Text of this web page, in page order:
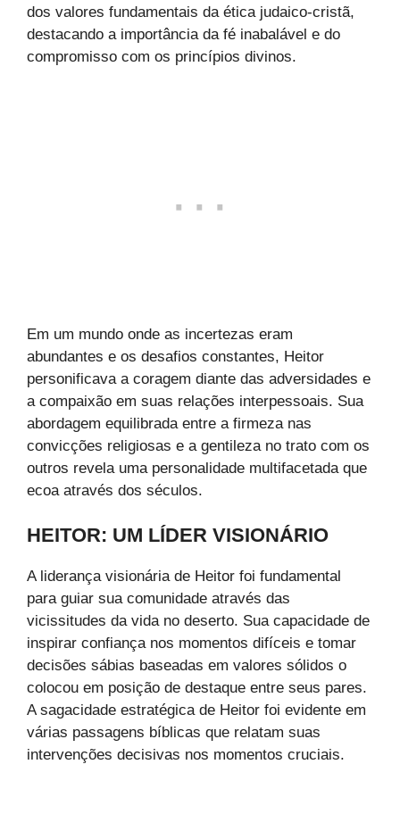
dos valores fundamentais da ética judaico-cristã,
destacando a importância da fé inabalável e do
compromisso com os princípios divinos.
Em um mundo onde as incertezas eram
abundantes e os desafios constantes, Heitor
personificava a coragem diante das adversidades e
a compaixão em suas relações interpessoais. Sua
abordagem equilibrada entre a firmeza nas
convicções religiosas e a gentileza no trato com os
outros revela uma personalidade multifacetada que
ecoa através dos séculos.
HEITOR: UM LÍDER VISIONÁRIO
A liderança visionária de Heitor foi fundamental
para guiar sua comunidade através das
vicissitudes da vida no deserto. Sua capacidade de
inspirar confiança nos momentos difíceis e tomar
decisões sábias baseadas em valores sólidos o
colocou em posição de destaque entre seus pares.
A sagacidade estratégica de Heitor foi evidente em
várias passagens bíblicas que relatam suas
intervenções decisivas nos momentos cruciais.